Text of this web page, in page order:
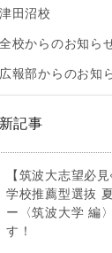
津田沼校
全校からのお知ら
広報部からのお知
記事
【筑波大志望必
学校推薦型選抜
ー〈筑波大学 編
す！